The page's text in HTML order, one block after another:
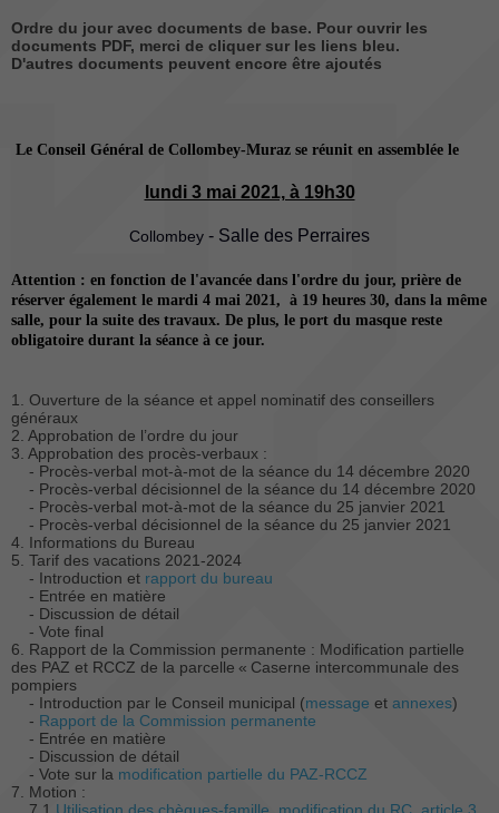
Ordre du jour avec documents de base. Pour ouvrir les
documents PDF, merci de cliquer sur les liens bleu.
D'autres documents peuvent encore être ajoutés
Le Conseil Général de Collombey-Muraz se réunit en assemblée le
lundi 3 mai 2021, à 19h30
Collombey - Salle des Perraires
Attention : en fonction de l'avancée dans l'ordre du jour, prière de
réserver également le mardi 4 mai 2021, à 19 heures 30, dans la même
salle, pour la suite des travaux. De plus, le port du masque reste
obligatoire durant la séance à ce jour.
1. Ouverture de la séance et appel nominatif des conseillers
généraux
2. Approbation de l’ordre du jour
3. Approbation des procès-verbaux :
- Procès-verbal mot-à-mot de la séance du 14 décembre 2020
- Procès-verbal décisionnel de la séance du 14 décembre 2020
- Procès-verbal mot-à-mot de la séance du 25 janvier 2021
- Procès-verbal décisionnel de la séance du 25 janvier 2021
4. Informations du Bureau
5. Tarif des vacations 2021-2024
- Introduction et rapport du bureau
- Entrée en matière
- Discussion de détail
- Vote final
6. Rapport de la Commission permanente : Modification partielle
des PAZ et RCCZ de la parcelle « Caserne intercommunale des
pompiers
- Introduction par le Conseil municipal (message et annexes)
- Rapport de la Commission permanente
- Entrée en matière
- Discussion de détail
- Vote sur la modification partielle du PAZ-RCCZ
7. Motion :
7.1 Utilisation des chèques-famille, modification du RC, article 3,